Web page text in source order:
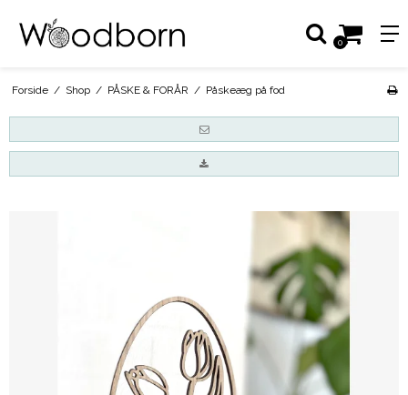
0
Forside / Shop / PÅSKE & FORÅR / Påskeæg på fod